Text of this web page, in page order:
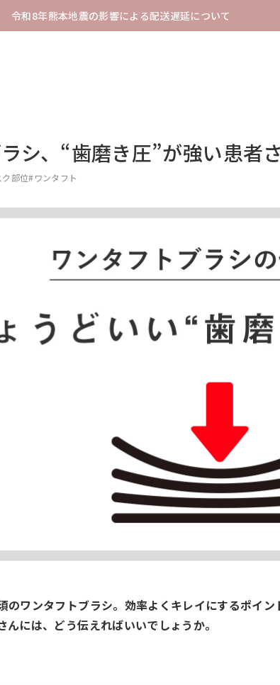
令和8年熊本地震の影響による配送遅延について
シ、“歯磨き圧”が強い患者
部位#ワンタフト
のワンタフトブラシ。効率よくキレイにするポイ
には、どう伝えればいいでしょうか。